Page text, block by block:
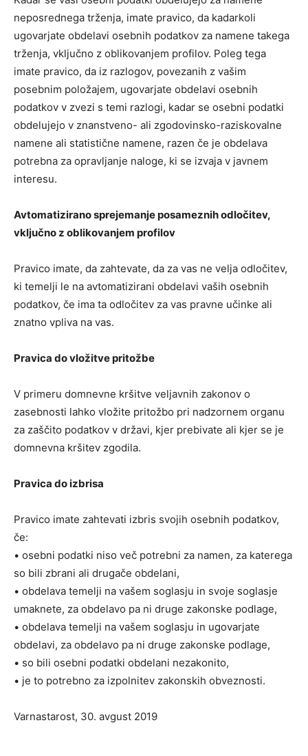
neposrednega trženja, imate pravico, da kadarkoli
ugovarjate obdelavi osebnih podatkov za namene takega
trženja, vključno z oblikovanjem profilov. Poleg tega
imate pravico, da iz razlogov, povezanih z vašim
posebnim položajem, ugovarjate obdelavi osebnih
podatkov v zvezi s temi razlogi, kadar se osebni podatki
obdelujejo v znanstveno- ali zgodovinsko-raziskovalne
namene ali statistične namene, razen če je obdelava
potrebna za opravljanje naloge, ki se izvaja v javnem
interesu.
Avtomatizirano sprejemanje posameznih odločitev,
vključno z oblikovanjem profilov
Pravico imate, da zahtevate, da za vas ne velja odločitev,
ki temelji le na avtomatizirani obdelavi vaših osebnih
podatkov, če ima ta odločitev za vas pravne učinke ali
znatno vpliva na vas.
Pravica do vložitve pritožbe
V primeru domnevne kršitve veljavnih zakonov o
zasebnosti lahko vložite pritožbo pri nadzornem organu
za zaščito podatkov v državi, kjer prebivate ali kjer se je
domnevna kršitev zgodila.
Pravica do izbrisa
Pravico imate zahtevati izbris svojih osebnih podatkov,
če:
• osebni podatki niso več potrebni za namen, za katerega
so bili zbrani ali drugače obdelani,
• obdelava temelji na vašem soglasju in svoje soglasje
umaknete, za obdelavo pa ni druge zakonske podlage,
• obdelava temelji na vašem soglasju in ugovarjate
obdelavi, za obdelavo pa ni druge zakonske podlage,
• so bili osebni podatki obdelani nezakonito,
• je to potrebno za izpolnitev zakonskih obveznosti.
Varnastarost, 30. avgust 2019